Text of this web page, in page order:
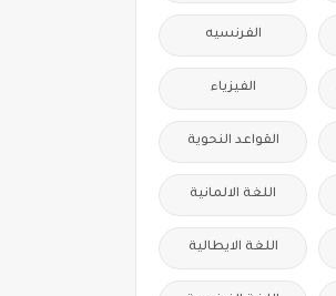
الفرنسيه
الفيزياء
القواعد النحوية
اللغة الالمانية
اللغة الايطالية